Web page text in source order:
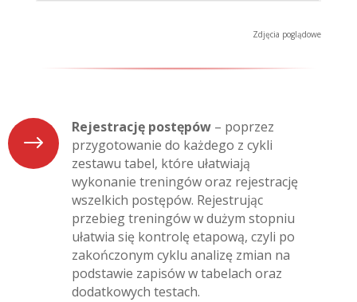
Zdjęcia poglądowe
$
Rejestrację postępów– poprzez
przygotowanie do każdego z cykli
zestawu tabel, które ułatwiają
wykonanie treningów oraz rejestrację
wszelkich postępów. Rejestrując
przebieg treningów w dużym stopniu
ułatwia się kontrolę etapową, czyli po
zakończonym cyklu analizę zmian na
podstawie zapisów w tabelach oraz
dodatkowych testach.